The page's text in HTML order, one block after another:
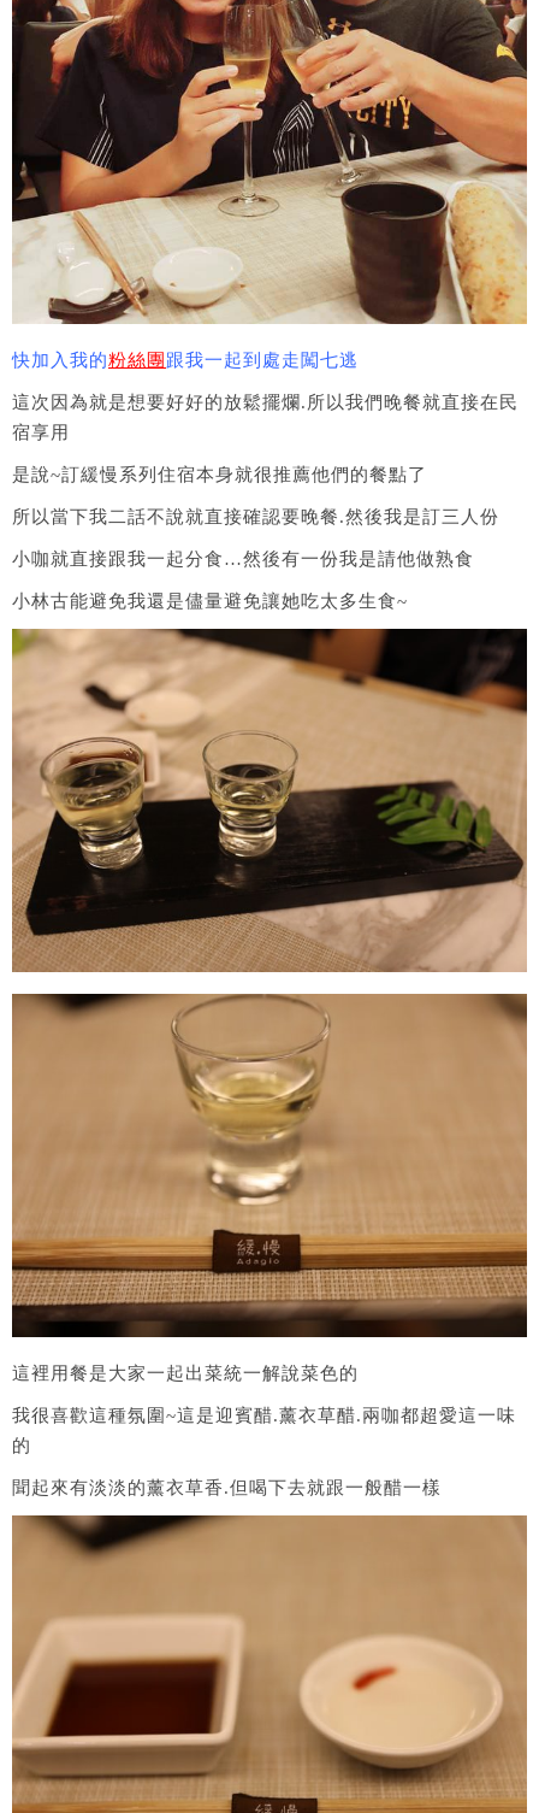
快加入我的粉絲團 跟我一起到處走闖七逃
這次因為就是想要好好的放鬆擺爛.所以我們晚餐就直接在民
宿享用
是說~訂緩慢系列住宿本身就很推薦他們的餐點了
所以當下我二話不說就直接確認要晚餐.然後我是訂三人份
小咖就直接跟我一起分食…然後有一份我是請他做熟食
小林古能避免我還是儘量避免讓她吃太多生食~
這裡用餐是大家一起出菜統一解說菜色的
我很喜歡這種氛圍~這是迎賓醋.薰衣草醋.兩咖都超愛這一味
的
聞起來有淡淡的薰衣草香.但喝下去就跟一般醋一樣